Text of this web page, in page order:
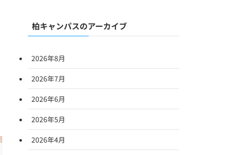
柏キャンパスのアーカイブ
2026年8月
2026年7月
2026年6月
2026年5月
2026年4月